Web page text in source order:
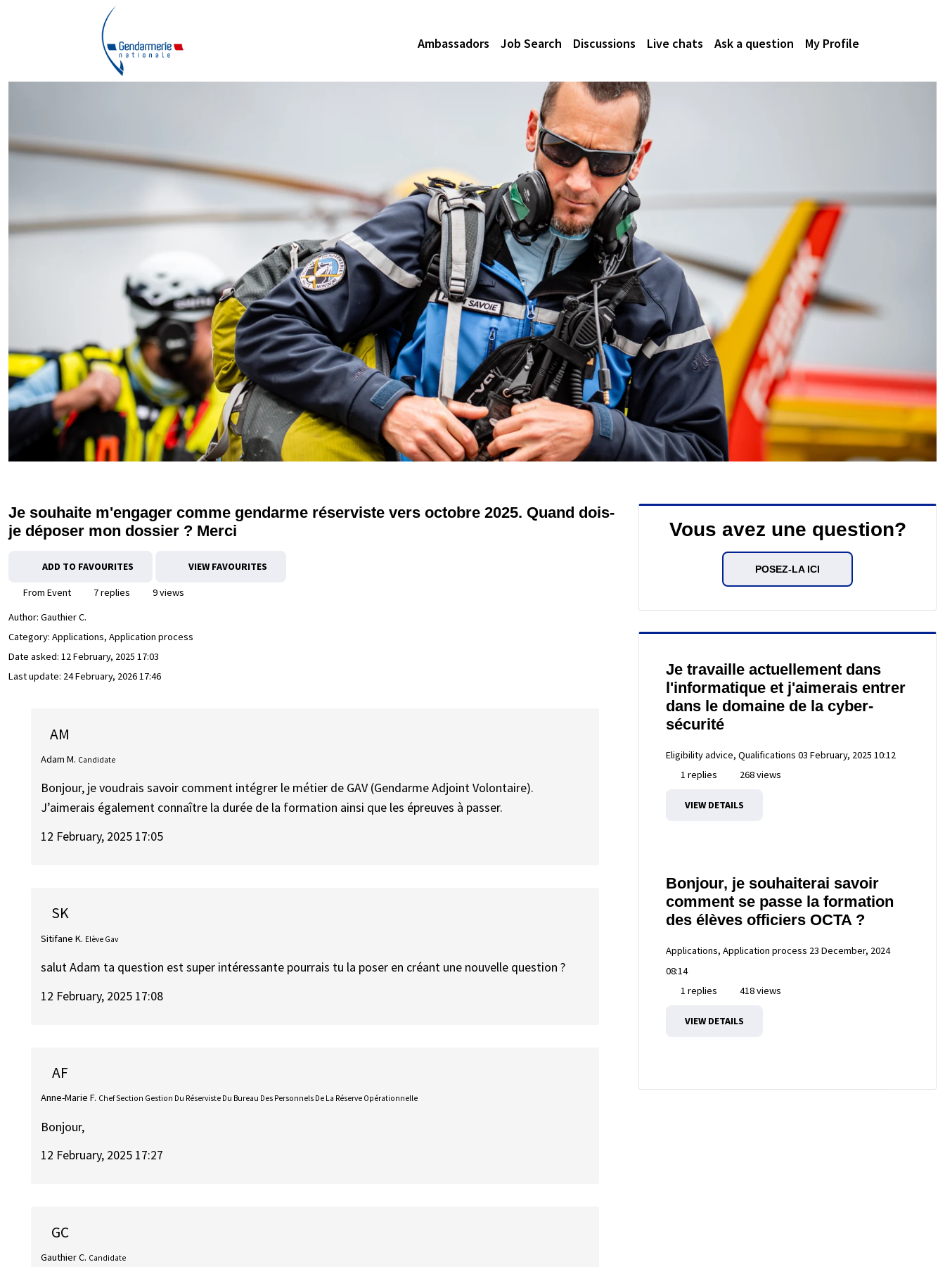
Ambassadors Job Search Discussions Live chats Ask a question My Profile
Je souhaite m'engager comme gendarme réserviste vers octobre 2025. Quand dois-
je déposer mon dossier ? Merci
ADD TO FAVOURITES VIEW FAVOURITES
From Event 7 replies
9 views
Author: Gauthier C.
Category: Applications, Application process
Date asked: 12 February, 2025 17:03
Last update: 24 February, 2026 17:46
AM
Adam M. Candidate
Bonjour, je voudrais savoir comment intégrer le métier de GAV (Gendarme Adjoint Volontaire).
J’aimerais également connaître la durée de la formation ainsi que les épreuves à passer.
12 February, 2025 17:05
SK
Sitifane K. Elève Gav
salut Adam ta question est super intéressante pourrais tu la poser en créant une nouvelle question ?
12 February, 2025 17:08
AF
Anne-Marie F. Chef Section Gestion Du Réserviste Du Bureau Des Personnels De La Réserve Opérationnelle
Bonjour,
12 February, 2025 17:27
GC
Gauthier C. Candidate
Vous avez une question?
POSEZ-LA ICI
Je travaille actuellement dans
l'informatique et j'aimerais entrer
dans le domaine de la cyber-
sécurité
Eligibility advice, Qualifications 03 February, 2025 10:12
1 replies
268 views
VIEW DETAILS
Bonjour, je souhaiterai savoir
comment se passe la formation
des élèves officiers OCTA ?
Applications, Application process 23 December, 2024
08:14
1 replies
418 views
VIEW DETAILS